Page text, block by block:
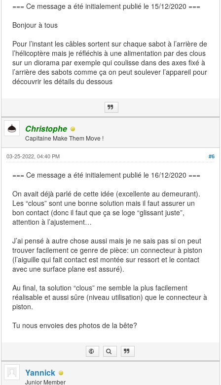
=== Ce message a été initialement publié le 15/12/2020 ===
Bonjour à tous
Pour l’instant les câbles sortent sur chaque sabot à l’arrière de
l’hélicoptère mais je réfléchis à une alimentation par des clous
sur un diorama par exemple qui coulisse dans des axes fixé à
l’arrière des sabots comme ça on peut soulever l’appareil pour
découvrir les détails du dessous
Christophe
Capitaine Make Them Move !
#6
03-25-2022, 04:40 PM
=== Ce message a été initialement publié le 16/12/2020 ===
On avait déjà parlé de cette idée (excellente au demeurant).
Les “clous” sont une bonne solution mais il faut assurer un
bon contact (donc il faut que ça se loge “glissant juste”,
attention à l’ajustement…
J’ai pensé à autre chose aussi mais je ne sais pas si on peut
trouver facilement ce genre de pièce: un connecteur à piston
(l’aiguille qui fait contact est montée sur ressort et le contact
avec une surface plane est assuré).
Au final, ta solution “clous” me semble la plus facilement
réalisable et aussi sûre (niveau utilisation) que le connecteur à
piston.
Tu nous envoies des photos de la bête?
Yannick
Junior Member